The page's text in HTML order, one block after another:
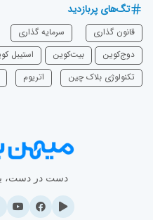
تگ‌های پربازدید
قانون گذاری سرمایه‌ گذاری
دوج‌کوین
بیت‌کوین استیبل
تکنولوژی بلاک چین
اتریوم
دست در دست،